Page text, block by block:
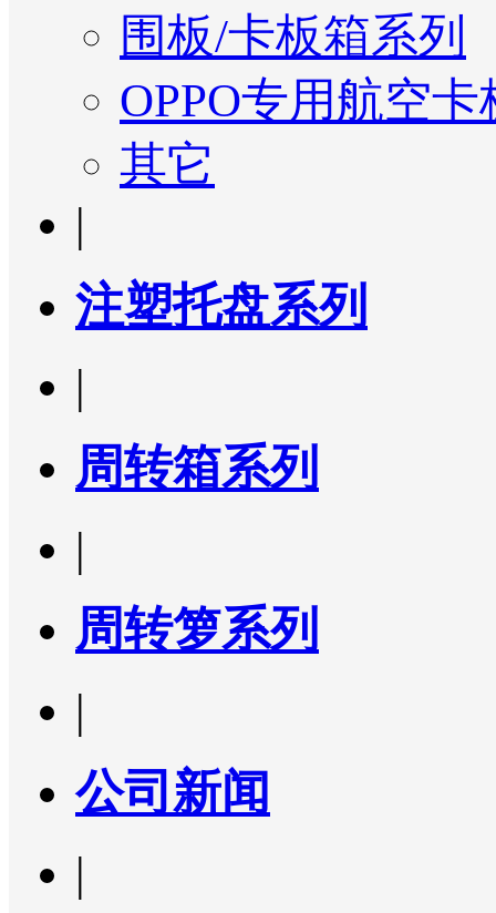
围板/卡板箱系列
OPPO专用航空卡
其它
|
注塑托盘系列
|
周转箱系列
|
周转箩系列
|
公司新闻
|